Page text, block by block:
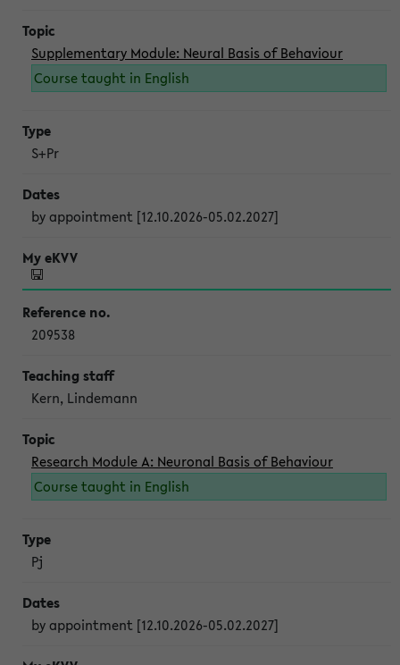
Supplementary Module: Neural Basis of Behaviour
Course taught in English
S+Pr
by appointment [12.10.2026-05.02.2027]
209538
Kern, Lindemann
Research Module A: Neuronal Basis of Behaviour
Course taught in English
Pj
by appointment [12.10.2026-05.02.2027]